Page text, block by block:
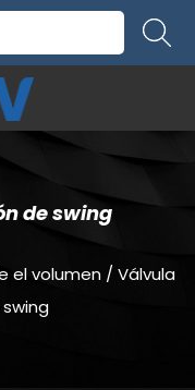
de swing
el volumen / Válvula